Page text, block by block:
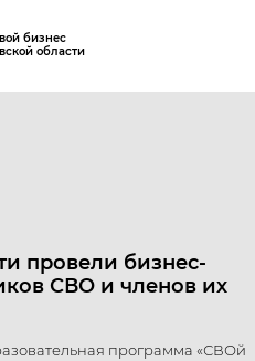
бизнес
области
провели бизнес-
СВО и членов их
программа «СВОй